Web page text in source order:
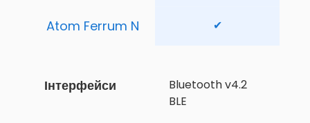
Atom Ferrum N ✔
Інтерфейси
Bluetooth v4.2
BLE